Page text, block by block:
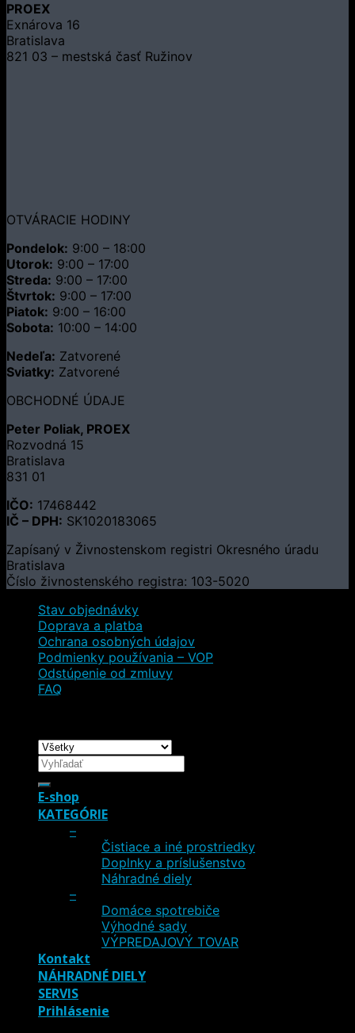
PROEX
Exnárova 16
Bratislava
821 03 – mestská časť Ružinov
OTVÁRACIE HODINY
Pondelok: 9:00 – 18:00
Utorok: 9:00 – 17:00
Streda: 9:00 – 17:00
Štvrtok: 9:00 – 17:00
Piatok: 9:00 – 16:00
Sobota: 10:00 – 14:00
Nedeľa: Zatvorené
Sviatky: Zatvorené
OBCHODNÉ ÚDAJE
Peter Poliak, PROEX
Rozvodná 15
Bratislava
831 01
IČO: 17468442
IČ – DPH: SK1020183065
Zapísaný v Živnostenskom registri Okresného úradu
Bratislava
Číslo živnostenského registra: 103-5020
Stav objednávky
Doprava a platba
Ochrana osobných údajov
Podmienky používania – VOP
Odstúpenie od zmluvy
FAQ
Hľadať:
E-shop
KATEGÓRIE
–
Čistiace a iné prostriedky
Doplnky a príslušenstvo
Náhradné diely
–
Domáce spotrebiče
Výhodné sady
VÝPREDAJOVÝ TOVAR
Kontakt
NÁHRADNÉ DIELY
SERVIS
Prihlásenie